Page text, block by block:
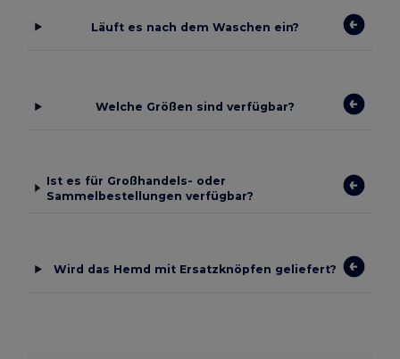
Läuft es nach dem Waschen ein?
Welche Größen sind verfügbar?
Ist es für Großhandels- oder
Sammelbestellungen verfügbar?
Wird das Hemd mit Ersatzknöpfen geliefert?